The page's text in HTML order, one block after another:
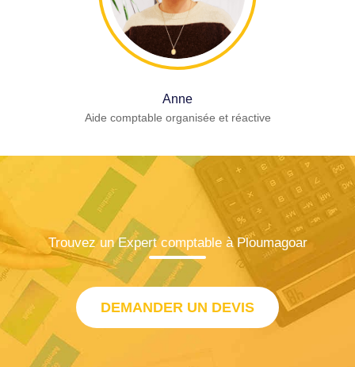
Anne
Aide comptable organisée et réactive
Trouvez un Expert comptable à Ploumagoar
DEMANDER UN DEVIS